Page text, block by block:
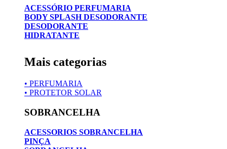
ACESSÓRIO PERFUMARIA
BODY SPLASH DESODORANTE
DESODORANTE
HIDRATANTE
Mais categorias
• PERFUMARIA
• PROTETOR SOLAR
SOBRANCELHA
ACESSORIOS SOBRANCELHA
PINÇA